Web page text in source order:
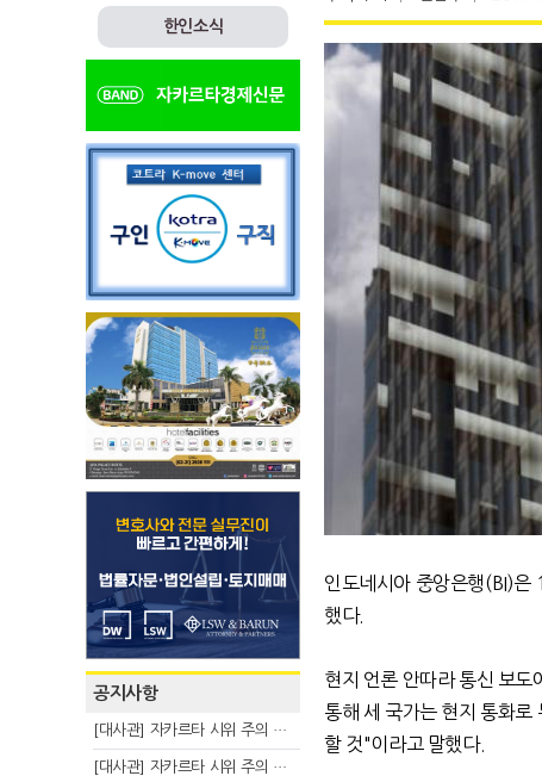
한인소식
공지사항
[대사관] 자카르타 시위 주의 안내(8.6)
[대사관] 자카르타 시위 주의 안내(8.3)
인도네시아 중앙은행(BI)은
했다.
현지 언론 안따라 통신 보
통해 세 국가는 현지 통화로
할 것"이라고 말했다.